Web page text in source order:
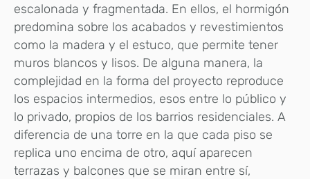
escalonada y fragmentada. En ellos, el hormigón
predomina sobre los acabados y revestimientos
como la madera y el estuco, que permite tener
muros blancos y lisos. De alguna manera, la
complejidad en la forma del proyecto reproduce
los espacios intermedios, esos entre lo público y
lo privado, propios de los barrios residenciales. A
diferencia de una torre en la que cada piso se
replica uno encima de otro, aquí aparecen
terrazas y balcones que se miran entre sí,